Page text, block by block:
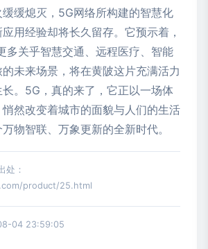
缓熄灭，5G网络所构建的智慧化
用经验却将长久留存。它预示着，
多关乎智慧交通、远程医疗、智能
未来场景，将在黄陂这片充满活力
。5G，真的来了，它正以一场体
然改变着城市的面貌与人们的生活
物智联、万象更新的全新时代。
处：
product/25.html
04 23:59:05